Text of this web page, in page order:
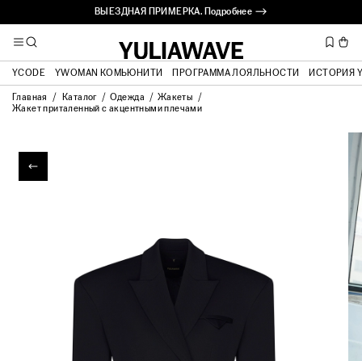
ВЫЕЗДНАЯ ПРИМЕРКА. Подробнее ⟶
YCODE YWOMAN КОМЬЮНИТИ ПРОГРАММА ЛОЯЛЬНОСТИ ИСТОРИЯ
Главная Каталог Одежда
Жакеты
Жакет приталенный с акцентными плечами